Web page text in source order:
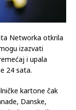
Networka otkrila
izazvati
i upala
24 sata.
kartone čak
Danske,